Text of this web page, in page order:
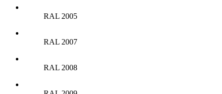
RAL 2005
RAL 2007
RAL 2008